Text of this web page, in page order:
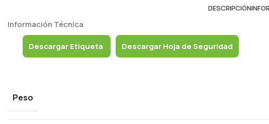
DESCRIPCIÓN
Información Técnica
Descargar Etiqueta Descargar Hoja de Seguridad
Peso